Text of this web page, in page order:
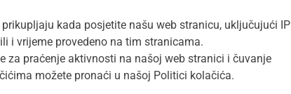
kada posjetite našu web stranicu, uključujući IP
i vrijeme provedeno na tim stranicama.
za praćenje aktivnosti na našoj web stranici i čuvanje
možete pronaći u našoj Politici kolačića.